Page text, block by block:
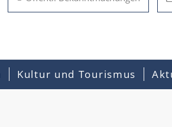
Kultur und Tourismus